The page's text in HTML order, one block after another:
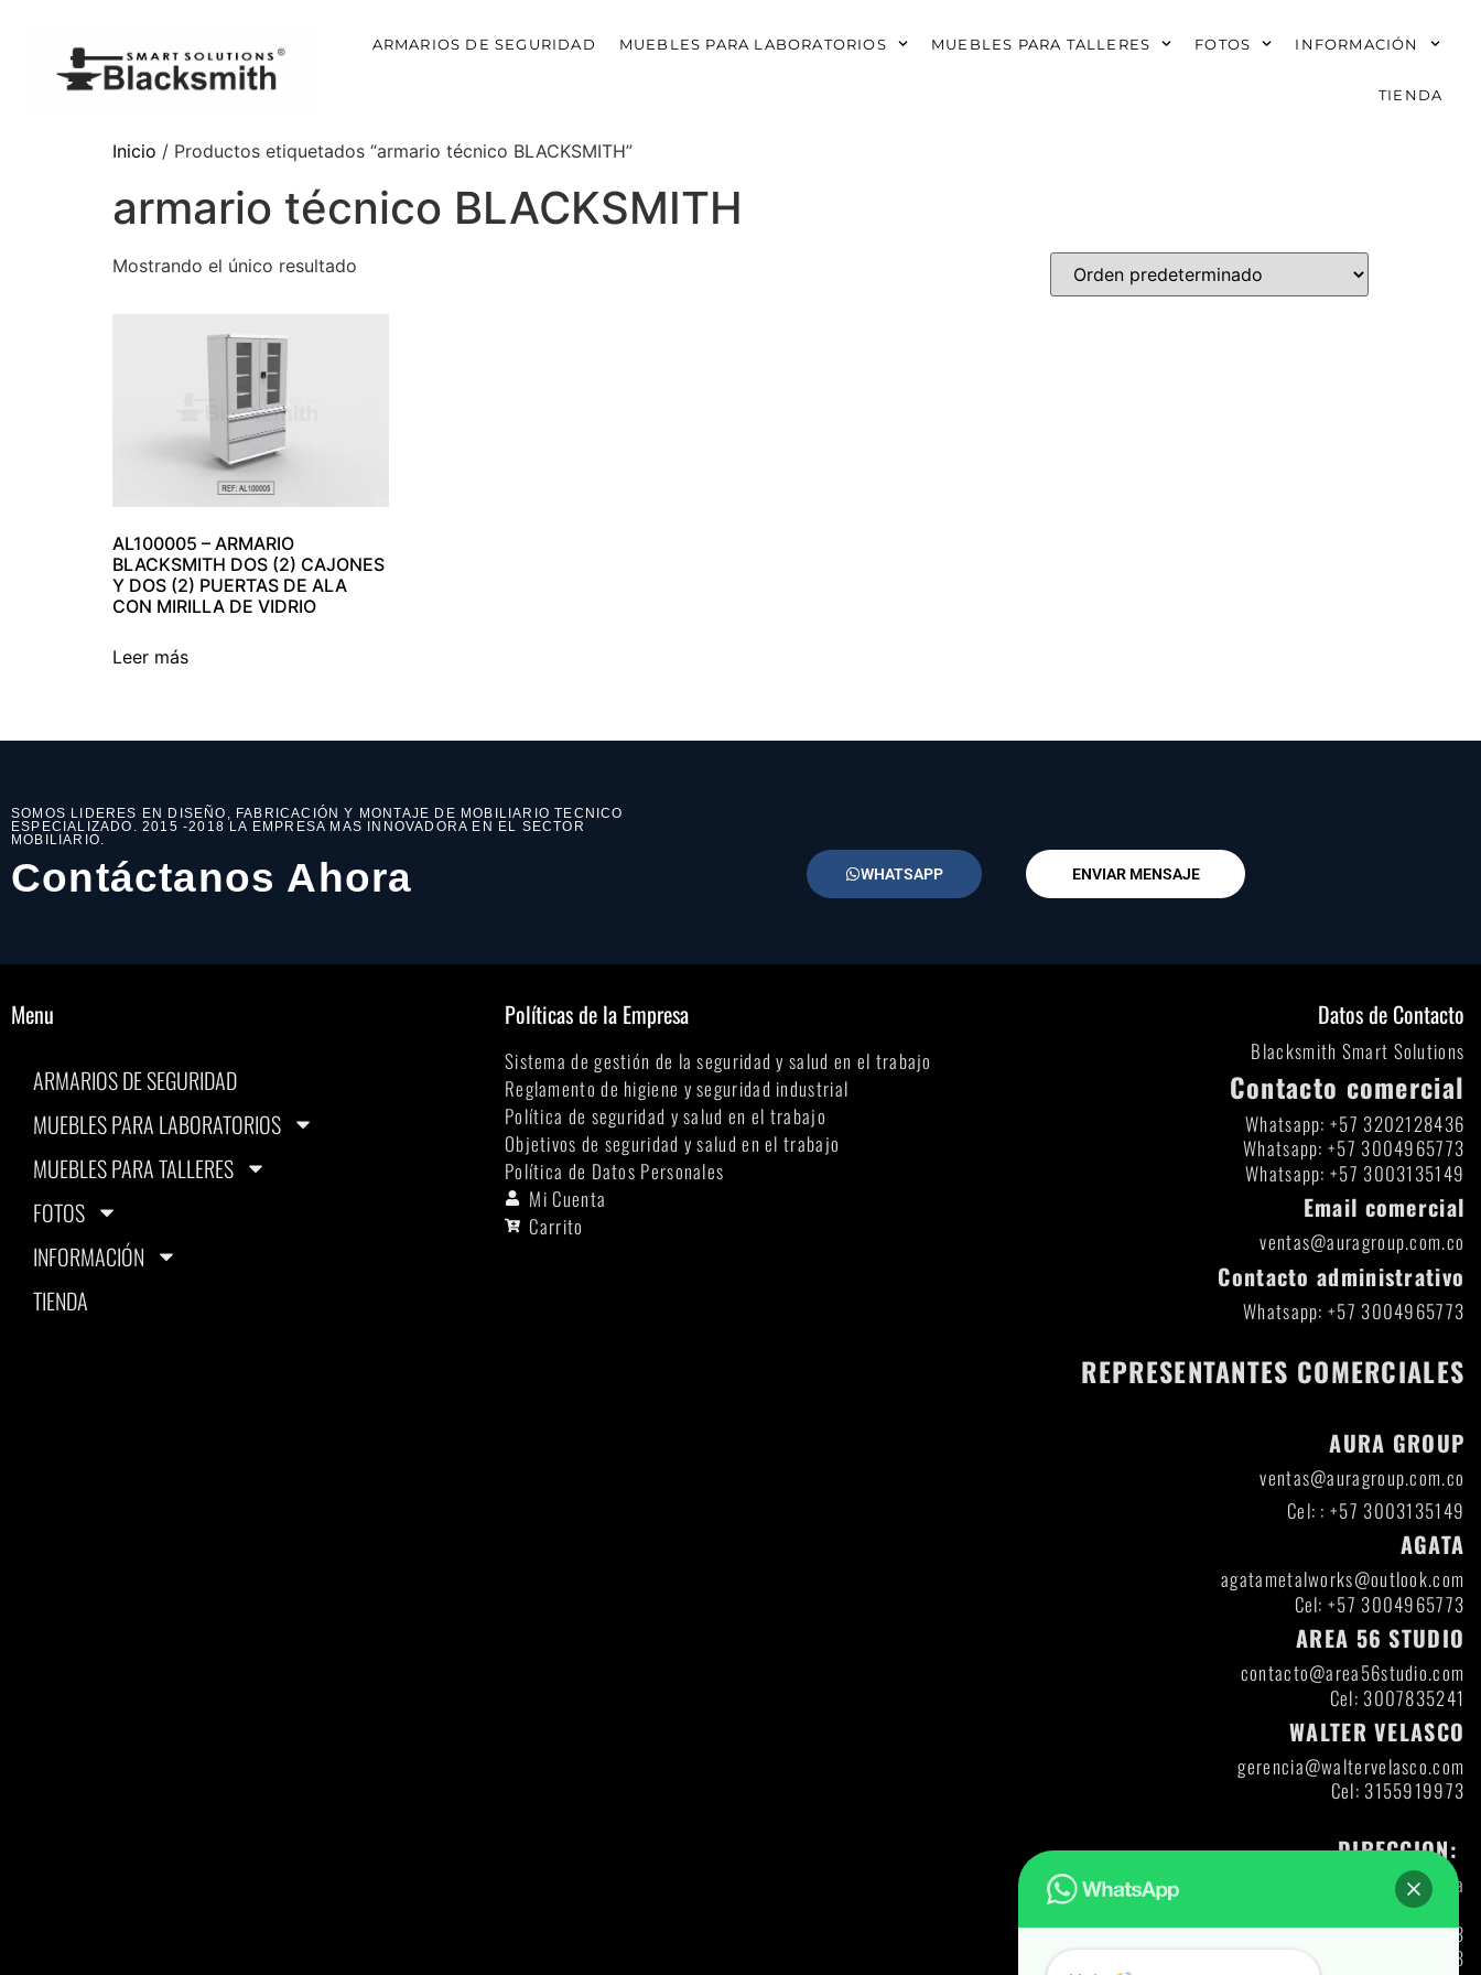
ARMARIOS DE SEGURIDAD MUEBLES PARA LABORATORIOS MUEBLES PARA TALLERES FOTOS INFORMACIÓN
TIENDA
Inicio / Productos etiquetados “armario técnico BLACKSMITH”
armario técnico BLACKSMITH
Mostrando el único resultado
AL100005 – ARMARIO
BLACKSMITH DOS (2) CAJONES
Y DOS (2) PUERTAS DE ALA
CON MIRILLA DE VIDRIO
Leer más
SOMOS LIDERES EN DISEÑO, FABRICACIÓN Y MONTAJE DE MOBILIARIO TECNICO
ESPECIALIZADO. 2015 -2018 LA EMPRESA MAS INNOVADORA EN EL SECTOR
MOBILIARIO.
Contáctanos Ahora WHATSAPP ENVIAR MENSAJE
Menu
ARMARIOS DE SEGURIDAD
MUEBLES PARA LABORATORIOS
MUEBLES PARA TALLERES
FOTOS
INFORMACIÓN
TIENDA
Políticas de la Empresa
Sistema de gestión de la seguridad y salud en el trabajo
Reglamento de higiene y seguridad industrial
Política de seguridad y salud en el trabajo
Objetivos de seguridad y salud en el trabajo
Política de Datos Personales
Mi Cuenta
Carrito
Datos de Contacto
Blacksmith Smart Solutions
Contacto comercial
Whatsapp: +57 3202128436
Whatsapp: +57 3004965773
Whatsapp: +57 3003135149
Email comercial
ventas@auragroup.com.co
Contacto administrativo
Whatsapp: +57 3004965773
REPRESENTANTES COMERCIALES
AURA GROUP
ventas@auragroup.com.co
Cel: : +57 3003135149
AGATA
agatametalworks@outlook.com
Cel: +57 3004965773
AREA 56 STUDIO
contacto@area56studio.com
Cel: 3007835241
WALTER VELASCO
gerencia@waltervelasco.com
Cel: 3155919973
DIRECCION:
Itagui- Antioquia
Direccion: DIAG 47 A CL 30-12
Codigo Postal: 055413
Ng: 71427321893